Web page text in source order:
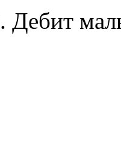
Дебит